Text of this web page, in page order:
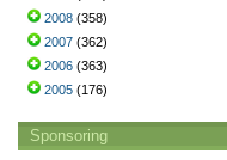
2008 (358)
2007 (362)
2006 (363)
2005 (176)
Sponsoring